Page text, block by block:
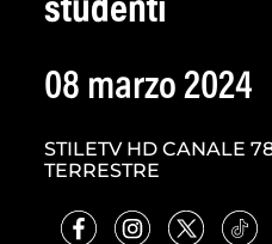
studenti
08 marzo 2024
STILETV HD CANALE
TERRESTRE